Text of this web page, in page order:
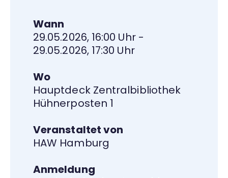
Wann
29.05.2026, 16:00 Uhr -
29.05.2026, 17:30 Uhr
Wo
Hauptdeck Zentralbibliothek
Hühnerposten 1
Veranstaltet von
HAW Hamburg
Anmeldung